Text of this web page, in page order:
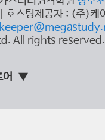
호스팅제공자 : (주)케
All rights reserved.